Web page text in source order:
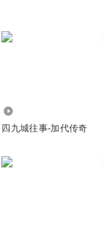
四九城往事-加代传奇